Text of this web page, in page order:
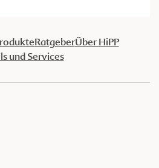
RatgeberÜber HiPP
und Services